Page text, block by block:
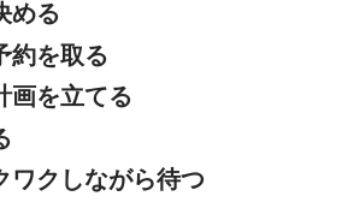
める
約を取る
画を立てる
ワクしながら待つ